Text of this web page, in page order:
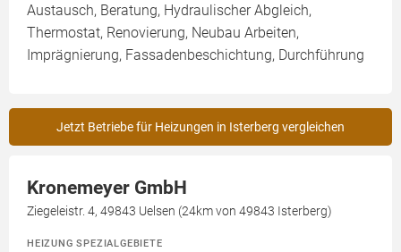
Austausch, Beratung, Hydraulischer Abgleich,
Thermostat, Renovierung, Neubau Arbeiten,
Imprägnierung, Fassadenbeschichtung, Durchführung
Jetzt Betriebe für Heizungen in Isterberg vergleichen
Kronemeyer GmbH
Ziegeleistr. 4, 49843 Uelsen (24km von 49843 Isterberg)
HEIZUNG SPEZIALGEBIETE